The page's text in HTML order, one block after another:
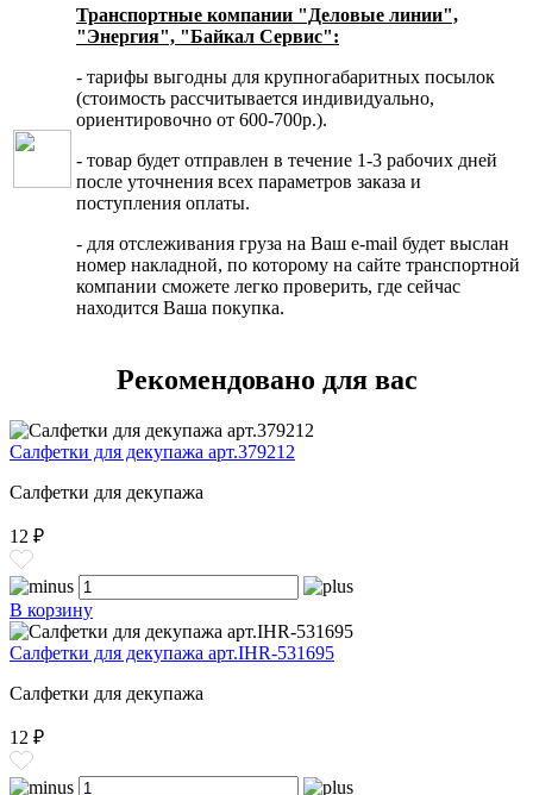
Транспортные компании "Деловые линии",
"Энергия", "Байкал Сервис":
- тарифы выгодны для крупногабаритных посылок
(стоимость рассчитывается индивидуально,
ориентировочно от 600-700р.).
- товар будет отправлен в течение 1-3 рабочих дней
после уточнения всех параметров заказа и
поступления оплаты.
- для отслеживания груза на Ваш e-mail будет выслан
номер накладной, по которому на сайте транспортной
компании сможете легко проверить, где сейчас
находится Ваша покупка.
Рекомендовано для вас
Салфетки для декупажа арт.379212
Салфетки для декупажа
12 ₽
В корзину
Салфетки для декупажа арт.IHR-531695
Салфетки для декупажа
12 ₽